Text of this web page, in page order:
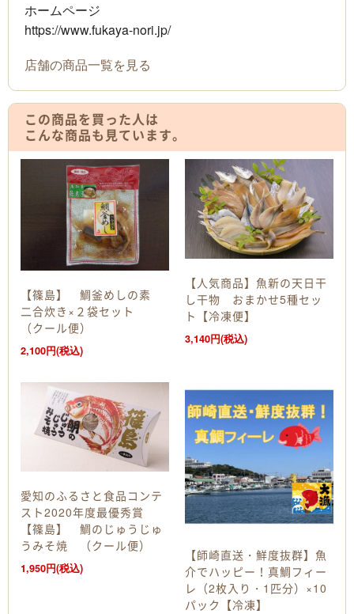
ホームページ
https://www.fukaya-nori.jp/
店舗の商品一覧を見る
この商品を買った人は
こんな商品も見ています。
【篠島】 鯛釜めしの素
二合炊き×２袋セット
（クール便）
2,100円(税込)
【人気商品】魚新の天日干
し干物 おまかせ5種セッ
ト【冷凍便】
3,140円(税込)
愛知のふるさと食品コンテ
スト2020年度最優秀賞
【篠島】 鯛のじゅうじゅ
うみそ焼 （クール便）
1,950円(税込)
【師崎直送・鮮度抜群】魚
介でハッピー！真鯛フィー
レ（2枚入り・1匹分）×10
パック【冷凍】